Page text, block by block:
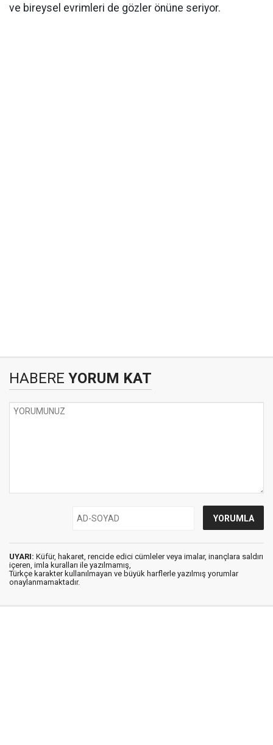
ve bireysel evrimleri de gözler önüne seriyor.
HABERE YORUM KAT
UYARI: Küfür, hakaret, rencide edici cümleler veya imalar, inançlara saldırı
içeren, imla kuralları ile yazılmamış,
Türkçe karakter kullanılmayan ve büyük harflerle yazılmış yorumlar
onaylanmamaktadır.